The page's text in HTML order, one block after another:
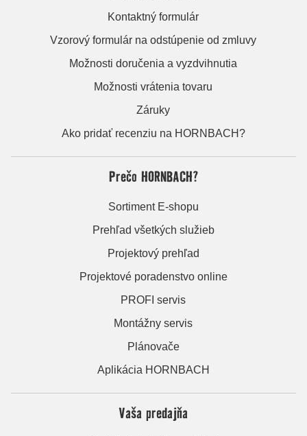
Kontaktný formulár
Vzorový formulár na odstúpenie od zmluvy
Možnosti doručenia a vyzdvihnutia
Možnosti vrátenia tovaru
Záruky
Ako pridať recenziu na HORNBACH?
Prečo HORNBACH?
Sortiment E-shopu
Prehľad všetkých služieb
Projektový prehľad
Projektové poradenstvo online
PROFI servis
Montážny servis
Plánovače
Aplikácia HORNBACH
Vaša predajňa